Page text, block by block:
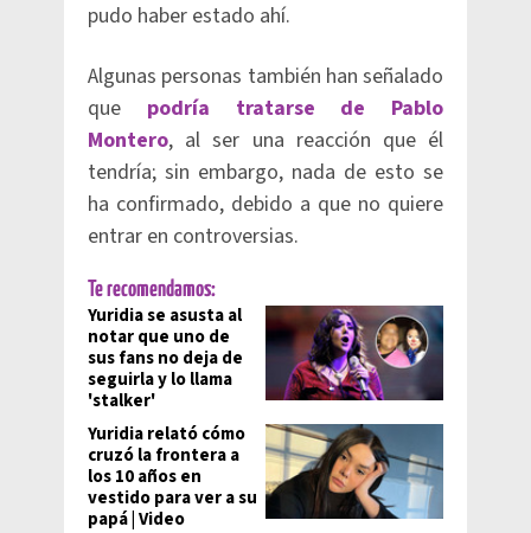
pudo haber estado ahí.
Algunas personas también han señalado
que podría tratarse de Pablo
Montero, al ser una reacción que él
tendría; sin embargo, nada de esto se
ha confirmado, debido a que no quiere
entrar en controversias.
Te recomendamos:
Yuridia se asusta al
notar que uno de
sus fans no deja de
seguirla y lo llama
'stalker'
Yuridia relató cómo
cruzó la frontera a
los 10 años en
vestido para ver a su
papá | Video